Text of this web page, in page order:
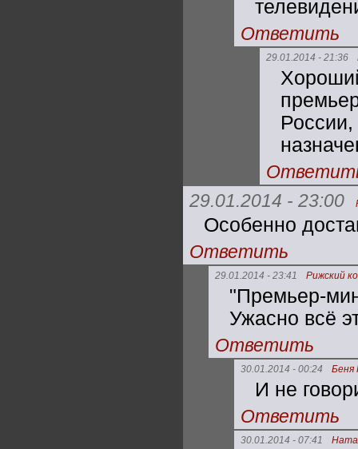
Ответить
29.01.2014 - 21:36
29.01.2014 - 23:00
Особенно
Ответить
29.01.2014 - 23:41 Рижский
"Премьер-
Ужасно всё
Ответить
30.01.2014 - 00:24 Беня
И не
Ответить
30.01.2014 - 07:41